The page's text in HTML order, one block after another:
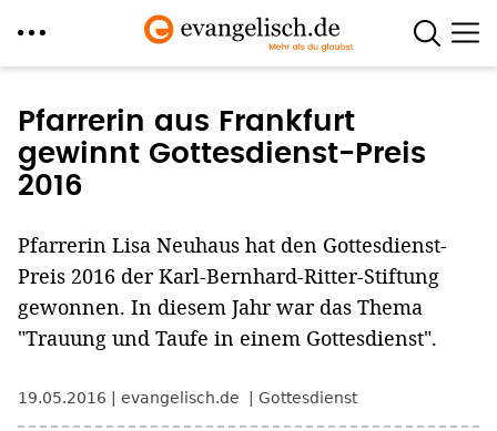
zum
Inhalt
Pfarrerin aus Frankfurt
gewinnt Gottesdienst-Preis
2016
Pfarrerin Lisa Neuhaus hat den Gottesdienst-
Preis 2016 der Karl-Bernhard-Ritter-Stiftung
gewonnen. In diesem Jahr war das Thema
"Trauung und Taufe in einem Gottesdienst".
19.05.2016 evangelisch.de Gottesdienst